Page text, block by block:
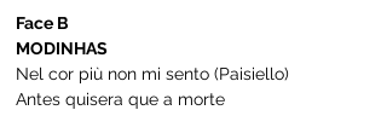
Face B
MODINHAS
Nel cor più non mi sento (Paisiello)
Antes quisera que a morte